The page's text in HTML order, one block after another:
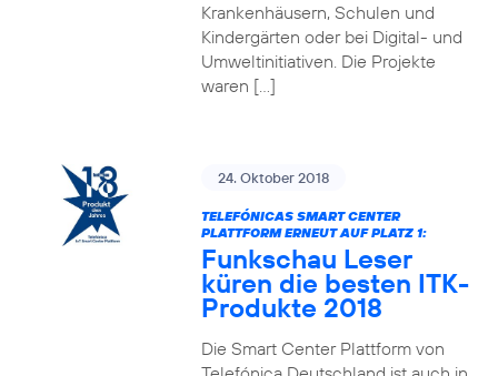
Krankenhäusern, Schulen und
Kindergärten oder bei Digital- und
Umweltinitiativen. Die Projekte
waren […]
24. Oktober 2018
TELEFÓNICAS SMART CENTER
PLATTFORM ERNEUT AUF PLATZ 1:
Funkschau Leser
küren die besten ITK-
Produkte 2018
Die Smart Center Plattform von